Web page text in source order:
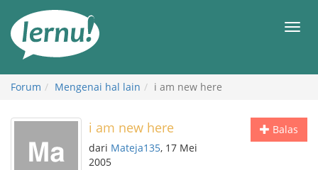
daftar
Forum Mengenai hal lain i am new here
Balas
i am new here
dari Mateja135, 17 Mei
2005